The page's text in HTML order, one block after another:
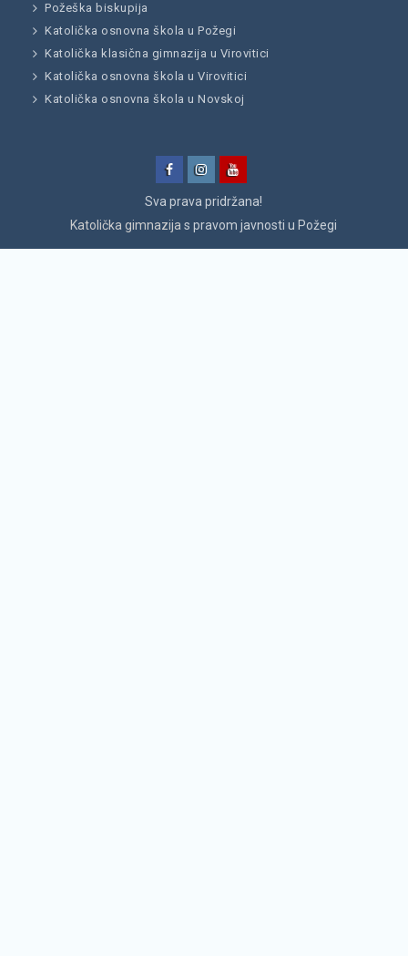
Požeška biskupija
Katolička osnovna škola u Požegi
Katolička klasična gimnazija u Virovitici
Katolička osnovna škola u Virovitici
Katolička osnovna škola u Novskoj
FacebookInstagram
YouTube
Sva prava pridržana!
Katolička gimnazijas pravom javnosti u Požegi